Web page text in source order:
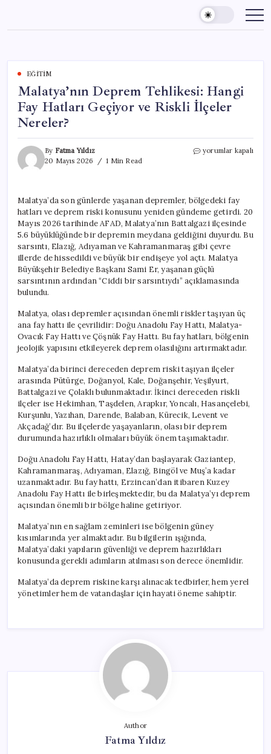
content
EĞITIM
Malatya’nın Deprem Tehlikesi: Hangi
Fay Hatları Geçiyor ve Riskli İlçeler
Nereler?
By Fatma Yıldız
20 Mayıs 2026
1 Min Read
Malatya’nın
Hatları
Geçiyor
ve
Riskli
İlçeler
Nereler?
için
yorumlar kapalı
Malatya’da son günlerde yaşanan depremler, bölgedeki fay
hatları ve deprem riski konusunu yeniden gündeme getirdi. 20
Mayıs 2026 tarihinde AFAD, Malatya’nın Battalgazi ilçesinde
5.6 büyüklüğünde bir depremin meydana geldiğini duyurdu. Bu
sarsıntı, Elazığ, Adıyaman ve Kahramanmaraş gibi çevre
illerde de hissedildi ve büyük bir endişeye yol açtı. Malatya
Büyükşehir Belediye Başkanı Sami Er, yaşanan güçlü
sarsıntının ardından “Ciddi bir sarsıntıydı” açıklamasında
bulundu.
Malatya, olası depremler açısından önemli riskler taşıyan üç
ana fay hattı ile çevrilidir: Doğu Anadolu Fay Hattı, Malatya-
Ovacık Fay Hattı ve Çöşnük Fay Hattı. Bu fay hatları, bölgenin
jeolojik yapısını etkileyerek deprem olasılığını artırmaktadır.
Malatya’da birinci dereceden deprem riski taşıyan ilçeler
arasında Pütürge, Doğanyol, Kale, Doğanşehir, Yeşilyurt,
Battalgazi ve Çolaklı bulunmaktadır. İkinci dereceden riskli
ilçeler ise Hekimhan, Taşdelen, Arapkır, Yoncalı, Hasançelebi,
Kurşunlu, Yazıhan, Darende, Balaban, Kürecik, Levent ve
Akçadağ’dır. Bu ilçelerde yaşayanların, olası bir deprem
durumunda hazırlıklı olmaları büyük önem taşımaktadır.
Doğu Anadolu Fay Hattı, Hatay’dan başlayarak Gaziantep,
Kahramanmaraş, Adıyaman, Elazığ, Bingöl ve Muş’a kadar
uzanmaktadır. Bu fay hattı, Erzincan’dan itibaren Kuzey
Anadolu Fay Hattı ile birleşmektedir, bu da Malatya’yı deprem
açısından önemli bir bölge haline getiriyor.
Malatya’nın en sağlam zeminleri ise bölgenin güney
kısımlarında yer almaktadır. Bu bilgilerin ışığında,
Malatya’daki yapıların güvenliği ve deprem hazırlıkları
konusunda gerekli adımların atılması son derece önemlidir.
Malatya’da deprem riskine karşı alınacak tedbirler, hem yerel
yönetimler hem de vatandaşlar için hayati öneme sahiptir.
Author
Fatma Yıldız